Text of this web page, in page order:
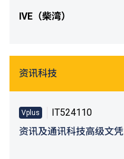
IVE（柴湾）
资讯科技
Vplus
IT524110
资讯及通讯科技高级文凭